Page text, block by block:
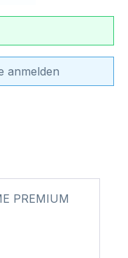
anmelden